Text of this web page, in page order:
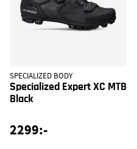
SPECIALIZED BODY
Specialized Expert XC MTB
Black
2299:-